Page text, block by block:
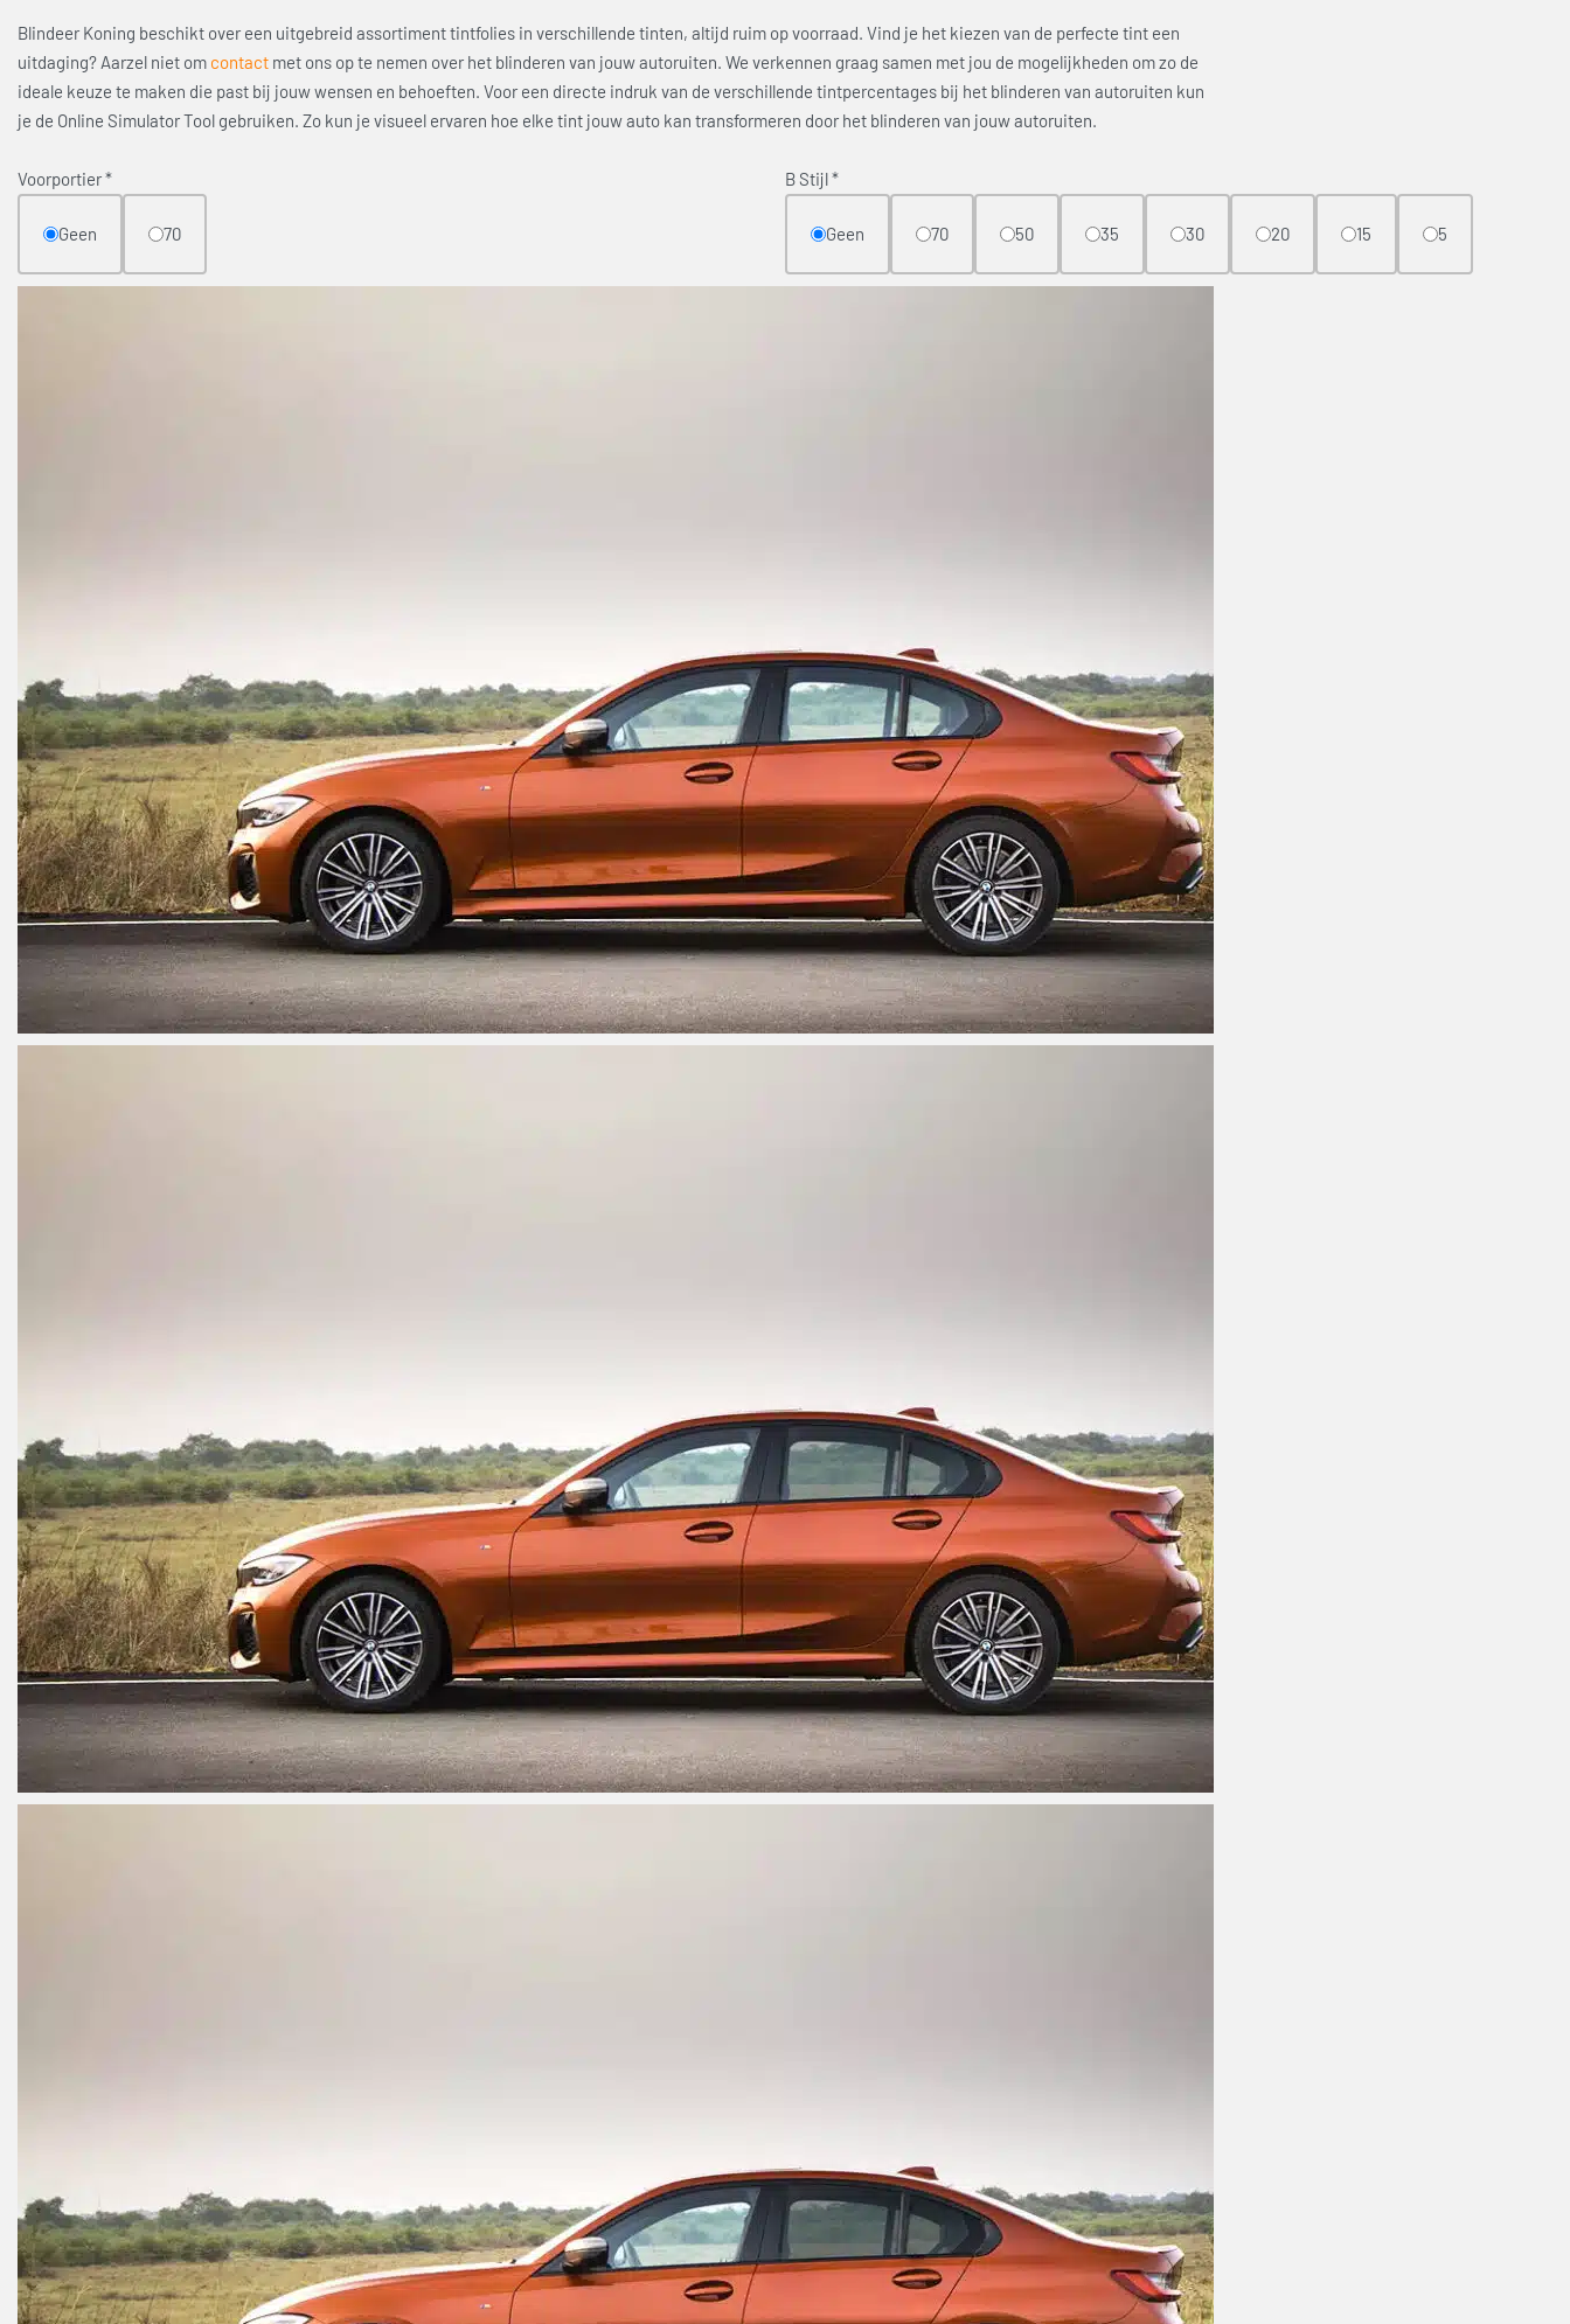
Blindeer Koning beschikt over een uitgebreid assortiment tintfolies in verschillende tinten, altijd ruim op voorraad. Vind je het kiezen van de perfecte tint een
uitdaging? Aarzel niet om contact met ons op te nemen over het blinderen van jouw autoruiten. We verkennen graag samen met jou de mogelijkheden om zo de
ideale keuze te maken die past bij jouw wensen en behoeften. Voor een directe indruk van de verschillende tintpercentages bij het blinderen van autoruiten kun
je de Online Simulator Tool gebruiken. Zo kun je visueel ervaren hoe elke tint jouw auto kan transformeren door het blinderen van jouw autoruiten.
Voorportier*
Geen 70
B Stijl*
Geen 70 50 35 30 20 15 5